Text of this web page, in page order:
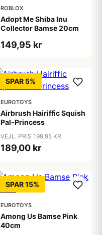
ROBLOX
Adopt Me Shiba Inu
Collector Bamse 20cm
149,95 kr
SPAR 5%
EUROTOYS
Airbrush Hairiffic Squish
Pal-Princess
VEJL. PRIS 199,95 KR
189,00 kr
SPAR 15%
EUROTOYS
Among Us Bamse Pink
40cm